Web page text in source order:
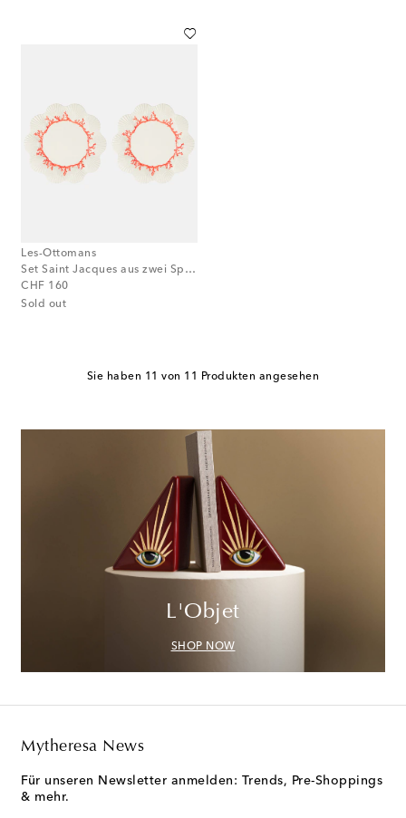
Les-Ottomans
Set Saint Jacques aus zwei Speisetellern
CHF 160
original price
Sold out
Sie haben 11 von 11 Produkten angesehen
L'Objet
SHOP NOW
Mytheresa News
Für unseren Newsletter anmelden: Trends, Pre-Shoppings
& mehr.